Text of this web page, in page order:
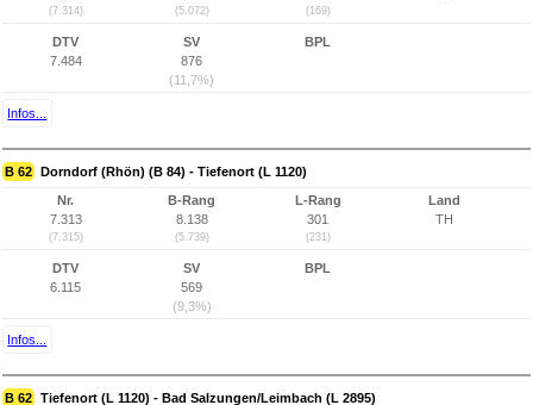
(7.314) (5.072) (169)
DTV
7.484
SV
876
(11,7%)
BPL
Infos...
B 62 Dorndorf (Rhön) (B 84) - Tiefenort (L 1120)
Nr.
7.313
(7.315)
B-Rang
8.138
(5.739)
L-Rang
301
(231)
Land
TH
DTV
6.115
SV
569
(9,3%)
BPL
Infos...
B 62 Tiefenort (L 1120) - Bad Salzungen/Leimbach (L 2895)